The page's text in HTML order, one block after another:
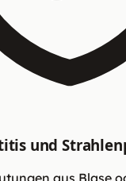
und
aus Blase